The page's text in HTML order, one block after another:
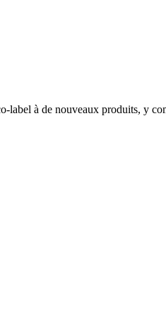
label à de nouveaux produits, y